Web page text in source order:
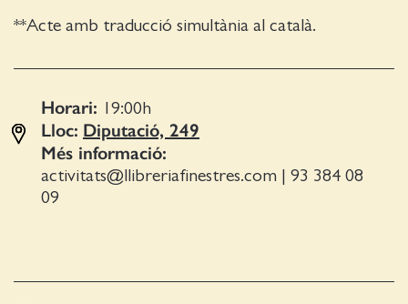
**Acte amb traducció simultània al català.
Horari: 19:00 h
Lloc: Diputació, 249
Més informació:
activitats@llibreriafinestres.com
93 384 08
09